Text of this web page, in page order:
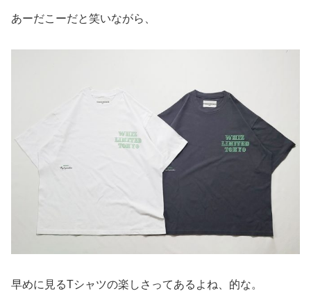
あーだこーだと笑いながら、
早めに見るTシャツの楽しさってあるよね、的な。